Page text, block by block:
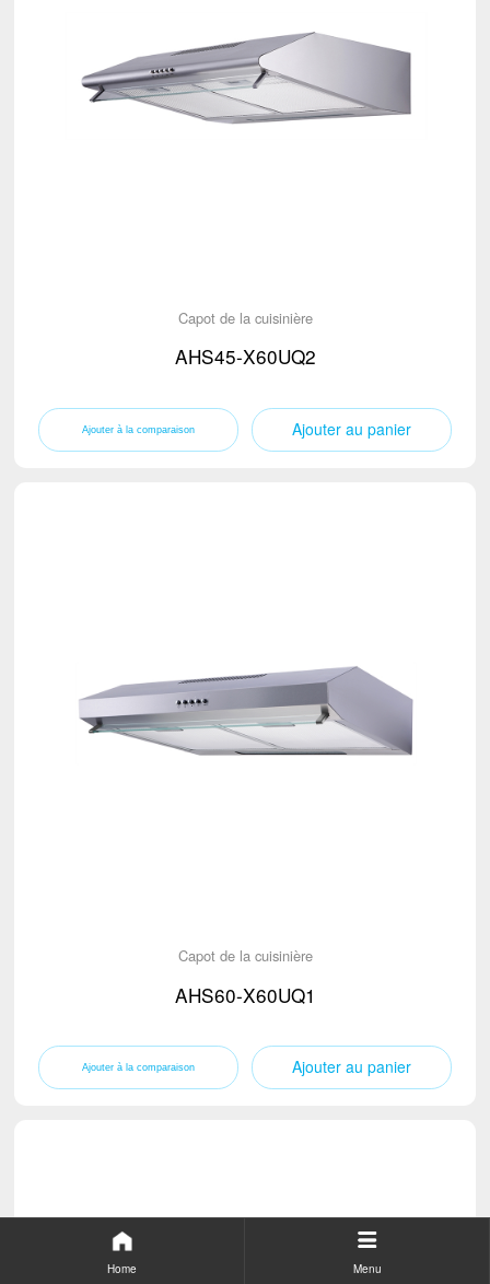
Capot de la cuisinière
AHS45-X60UQ2
Ajouter au panier
Capot de la cuisinière
AHS60-X60UQ1
Ajouter au panier
Home Menu